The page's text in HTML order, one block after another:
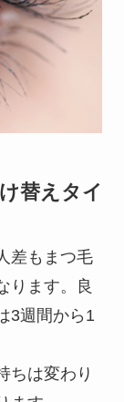
替えタイ
差もまつ毛
ります。良
3週間から1
ちは変わり